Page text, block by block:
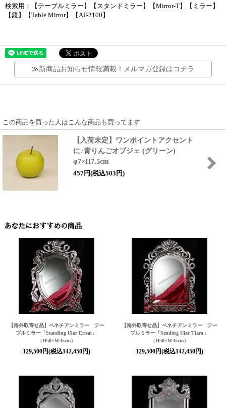
検索用：【テーブルミラー】【スタンドミラー】【Mirror-T】【ミラー】
【鏡】【Table Mirror】【AT-2100】
≫新商品お知らせ情報満載！メルマガ登録はコチラ
この商品を買った人はこんな商品も買ってます
【入荷未定】ワンポイントアクセント
に♪青りんごオブジェ (グリーン)
φ7×H7.5cm
457円(税込503円)
あなたにおすすめの商品
【海外取寄せ品】ベネチアンミラー テー
ブルミラー「Standing Ular Erisai」
（H50×W35cm）
129,500円(税込142,450円)
【海外取寄せ品】ベネチアンミラー テー
ブルミラー「Sending Ular Tiara」
（H50×W35cm）
129,500円(税込142,450円)